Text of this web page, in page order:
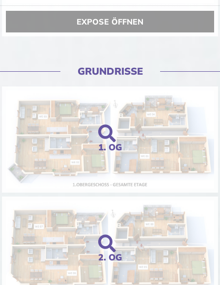
EXPOSE ÖFFNEN
GRUNDRISSE
1. OG
2. OG